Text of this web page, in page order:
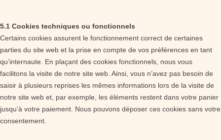
5.1 Cookies techniques ou fonctionnels
Certains cookies assurent le fonctionnement correct de certaines
parties du site web et la prise en compte de vos préférences en tant
qu’internaute. En plaçant des cookies fonctionnels, nous vous
facilitons la visite de notre site web. Ainsi, vous n’avez pas besoin de
saisir à plusieurs reprises les mêmes informations lors de la visite de
notre site web et, par exemple, les éléments restent dans votre panier
jusqu’à votre paiement. Nous pouvons déposer ces cookies sans votre
consentement.